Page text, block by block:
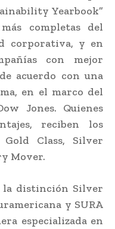
Yearbook”
completas del
corporativa, y en
con mejor
acuerdo con una
en el marco del
Jones. Quienes
reciben los
Class, Silver
Mover.
la distinción Silver
y SURA
especializada en